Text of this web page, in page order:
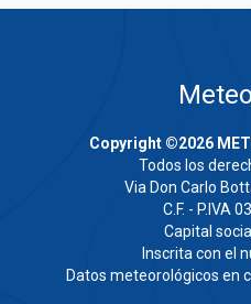
Copyright ©2026
Todos los
Via Don Carlo
C.F. - P.IVA
Capital
Inscrita con el
Datos meteorológicos en